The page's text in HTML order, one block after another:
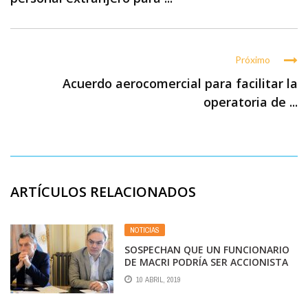
Próximo
Acuerdo aerocomercial para facilitar la
operatoria de ...
ARTÍCULOS RELACIONADOS
NOTICIAS
SOSPECHAN QUE UN FUNCIONARIO
DE MACRI PODRÍA SER ACCIONISTA
DE JETSMART, LA LOW COST QUE
OPERA EN EL PALOMAR
10 ABRIL, 2019